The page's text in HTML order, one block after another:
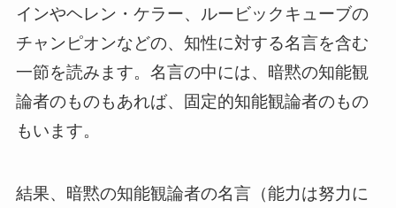
インやヘレン・ケラー、ルービックキューブの
チャンピオンなどの、知性に対する名言を含む
一節を読みます。名言の中には、暗黙の知能観
論者のものもあれば、固定的知能観論者のもの
もいます。
結果、暗黙の知能観論者の名言（能力は努力に